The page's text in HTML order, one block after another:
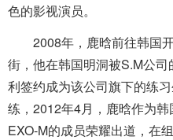
色的影视演员。
2008年，鹿晗前往韩国
街，他在韩国明洞被S.M公
利签约成为该公司旗下的练
练，2012年4月，鹿晗作为
EXO-M的成员荣耀出道，在